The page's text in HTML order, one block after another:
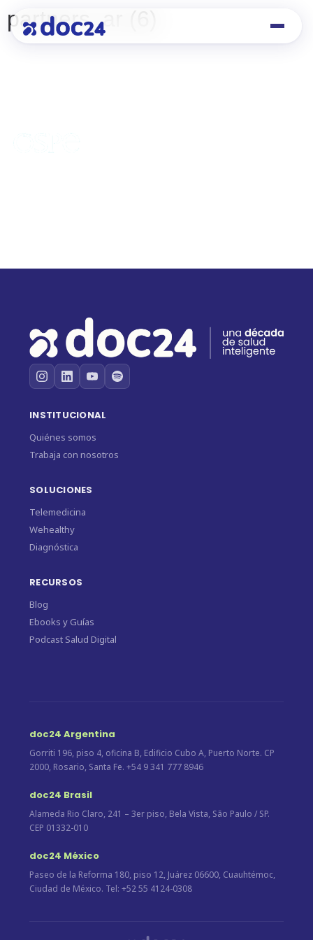
partners_ar (6)
INSTITUCIONAL
Quiénes somos
Trabaja con nosotros
SOLUCIONES
Telemedicina
Wehealthy
Diagnóstica
RECURSOS
Blog
Ebooks y Guías
Podcast Salud Digital
doc24 Argentina
Gorriti 196, piso 4, oficina B, Edificio Cubo A, Puerto Norte. CP
2000, Rosario, Santa Fe. +54 9 341 777 8946
doc24 Brasil
Alameda Rio Claro, 241 – 3er piso, Bela Vista, São Paulo / SP.
CEP 01332-010
doc24 México
Paseo de la Reforma 180, piso 12, Juárez 06600, Cuauhtémoc,
Ciudad de México. Tel: +52 55 4124-0308